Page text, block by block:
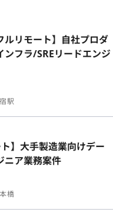
リモート】自社プロダ
フラ/SREリードエンジ
駅
】大手製造業向けデー
ニア業務案件
橋